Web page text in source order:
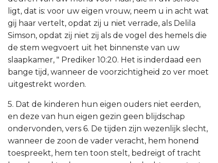
ligt, dat is: voor uw eigen vrouw, neem u in acht wat
gij haar vertelt, opdat zij u niet verrade, als Delila
Simson, opdat zij niet zij als de vogel des hemels die
de stem wegvoert uit het binnenste van uw
slaapkamer, " Prediker 10:20. Het is inderdaad een
bange tijd, wanneer de voorzichtigheid zo ver moet
uitgestrekt worden.
5. Dat de kinderen hun eigen ouders niet eerden,
en deze van hun eigen gezin geen blijdschap
ondervonden, vers 6. De tijden zijn wezenlijk slecht,
wanneer de zoon de vader veracht, hem honend
toespreekt, hem ten toon stelt, bedreigt of tracht